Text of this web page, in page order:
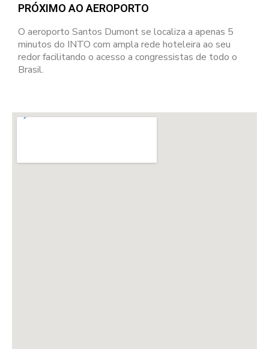
PRÓXIMO AO AEROPORTO
O aeroporto Santos Dumont se localiza a apenas 5
minutos do INTO com ampla rede hoteleira ao seu
redor facilitando o acesso a congressistas de todo o
Brasil.